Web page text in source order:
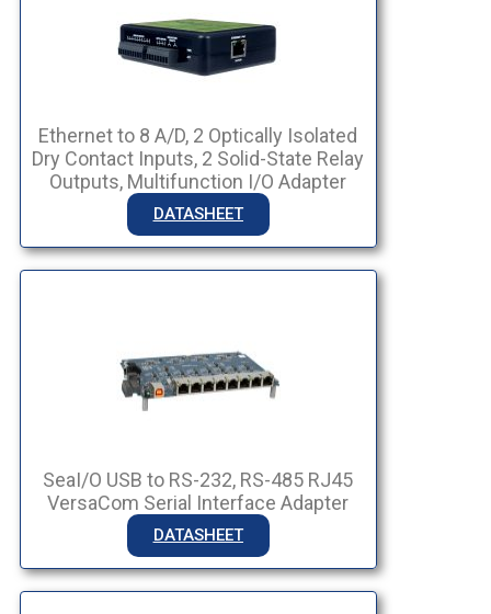
Ethernet to 8 A/D, 2 Optically Isolated
Dry Contact Inputs, 2 Solid-State Relay
Outputs, Multifunction I/O Adapter
DATASHEET
SeaI/O USB to RS-232, RS-485 RJ45
VersaCom Serial Interface Adapter
DATASHEET